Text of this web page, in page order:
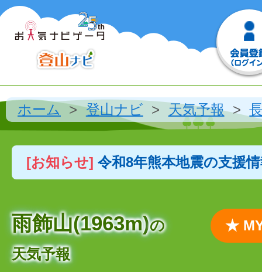
ホーム 登山ナビ 天気予報
[お知らせ] 令和8年熊本地震の支援
雨飾山(1963m)の
天気予報
★